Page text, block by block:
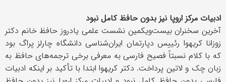
ادبیات مرکز اروپا نیز بدون حافظ کامل نبود
آخرین سخنران بیست‌ویکمین نشست علمی یادروز حافظ خانم دکتر
زوزانا کریهوا رئییس دپارتمان ایران‌شناسی دانشگاه چارلز پراگ بود
که با کلام نسبتاً فصیح فارسی به معرفی برخی ترجمه‌های حافظ به
زبان چک و لاتین پرداخت. دکتر کریهوا ابتدا با تأکید بر اینکه ادبیات